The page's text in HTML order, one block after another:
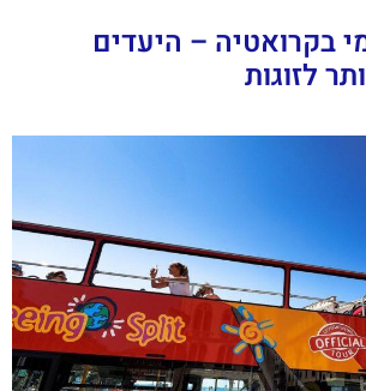
בקרואטיה – היעדים
לזוגות